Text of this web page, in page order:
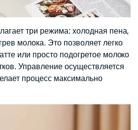
три режима: холодная пена,
молока. Это позволяет легко
или просто подогретое молоко
Управление осуществляется
процесс максимально